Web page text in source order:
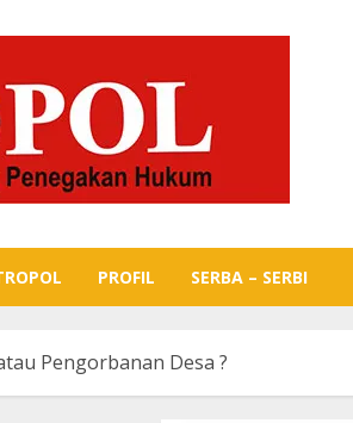
PROFIL SERBA – SERBI
Pengorbanan Desa ?